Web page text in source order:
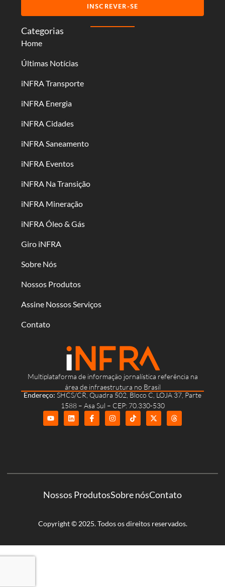
Multiplataforma de informação jornalística referência na
área de infraestrutura no Brasil
Endereço: SHCS/CR, Quadra 502, Bloco C, LOJA 37, Parte
1588 – Asa Sul – CEP: 70.330-530
Categorias
Home
Últimas Notícias
iNFRA Transporte
iNFRA Energia
iNFRA Cidades
iNFRA Saneamento
iNFRA Eventos
iNFRA Na Transição
iNFRA Mineração
iNFRA Óleo & Gás
Giro iNFRA
Sobre Nós
Nossos Produtos
Assine Nossos Serviços
Contato
INSCREVER-SE
Nossos ProdutosSobre nósContato
Copyright © 2025. Todos os direitos reservados.